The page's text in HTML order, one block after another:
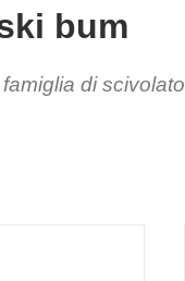
bum
di